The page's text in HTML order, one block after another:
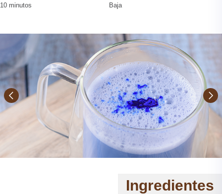
10 minutos Baja
Ingredientes